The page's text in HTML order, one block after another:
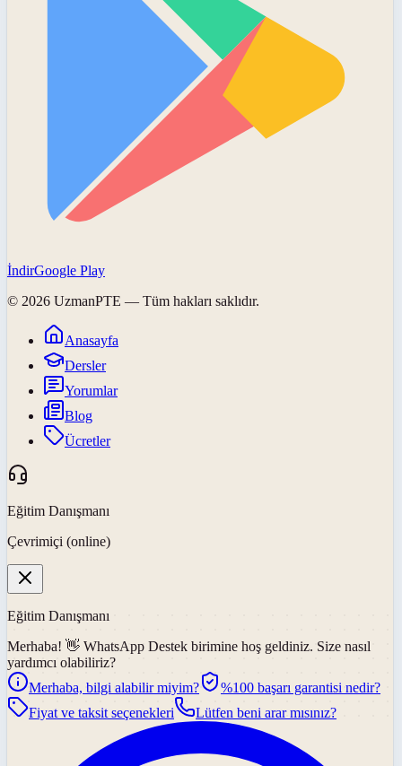
İndirGoogle Play
© 2026 UzmanPTE — Tüm hakları saklıdır.
Anasayfa
Dersler
Yorumlar
Blog
Ücretler
Eğitim Danışmanı
Çevrimiçi (online)
Eğitim Danışmanı
Merhaba! 👋 WhatsApp Destek birimine hoş geldiniz. Size nasıl
yardımcı olabiliriz?
Merhaba, bilgi alabilir miyim?
%100 başarı garantisi nedir?
Fiyat ve taksit seçenekleri
Lütfen beni arar mısınız?